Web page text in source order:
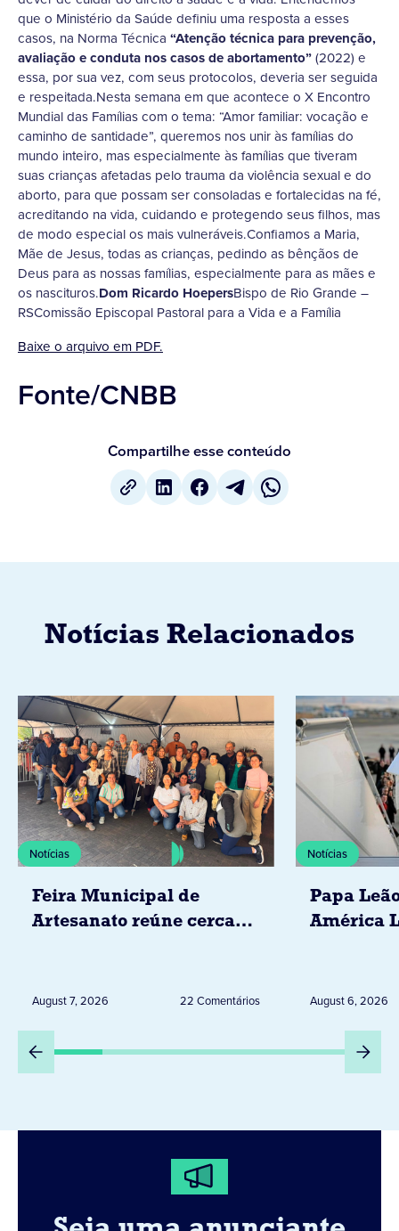
que o Ministério da Saúde definiu uma resposta a esses
casos, na Norma Técnica “Atenção técnica para prevenção,
avaliação e conduta nos casos de abortamento”(2022) e
essa, por sua vez, com seus protocolos, deveria ser seguida
e respeitada.Nesta semana em que acontece o X Encontro
Mundial das Famílias com o tema: “Amor familiar: vocação e
caminho de santidade”, queremos nos unir às famílias do
mundo inteiro, mas especialmente às famílias que tiveram
suas crianças afetadas pelo trauma da violência sexual e do
aborto, para que possam ser consoladas e fortalecidas na fé,
acreditando na vida, cuidando e protegendo seus filhos, mas
de modo especial os mais vulneráveis.Confiamos a Maria,
Mãe de Jesus, todas as crianças, pedindo as bênçãos de
Deus para as nossas famílias, especialmente para as mães e
os nascituros.Dom Ricardo HoepersBispo de Rio Grande –
RSComissão Episcopal Pastoral para a Vida e a Família
Baixe o arquivo em PDF.
Fonte/CNBB
Compartilhe esse conteúdo
Notícias Relacionados
Notícias
Feira Municipal de
Artesanato reúne cerca
August 7, 2026 22 Comentários
Notícias
Papa
América
Peru
August 6, 2026